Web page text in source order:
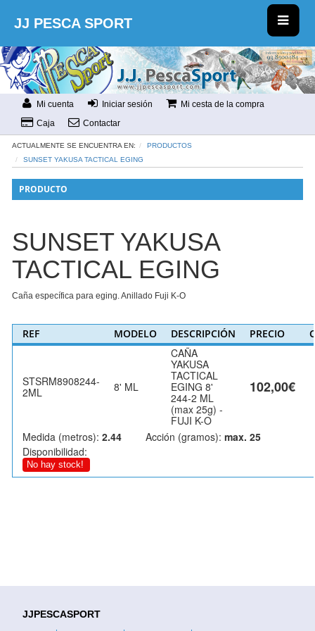
JJ PESCA SPORT
Mi cuenta Iniciar sesión
Mi cesta de la compra
Caja
Contactar
ACTUALMENTE SE ENCUENTRA EN:
PRODUCTOS
SUNSET YAKUSA TACTICAL EGING
PRODUCTO
SUNSET YAKUSA
TACTICAL EGING
Caña específica para eging. Anillado Fuji K-O
REF MODELO DESCRIPCIÓN PRECIO
STSRM8908244-
2ML
8' ML
CAÑA
YAKUSA
TACTICAL
EGING 8'
244-2 ML
(max 25g) -
FUJI K-O
102,00€
Medida (metros): 2.44 Acción (gramos): max. 25
Disponibilidad:
No hay stock!
JJPESCASPORT